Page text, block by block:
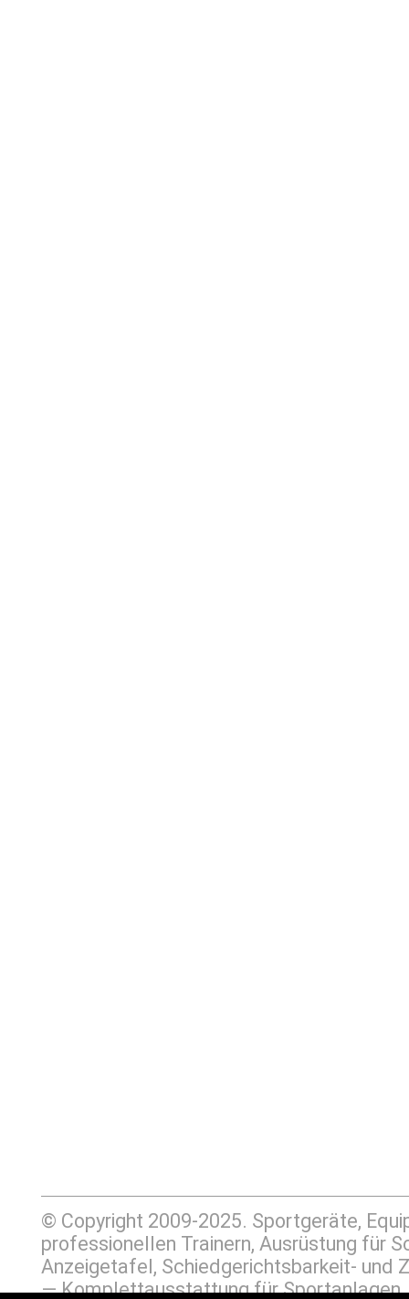
© Copyright 2009-2025. Sportgeräte,
professionellen Trainern, Ausrüstung für
Anzeigetafel, Schiedgerichtsbarkeit- und
— Komplettausstattung für Sportanlagen,